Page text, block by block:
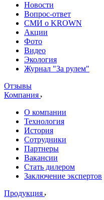
Новости
Вопрос-ответ
СМИ о KROWN
Акции
Фото
Видео
Экология
Журнал "За рулем"
Отзывы
Компания
О компании
Технология
История
Сотрудники
Партнеры
Вакансии
Стать дилером
Заключение экспертов
Продукция